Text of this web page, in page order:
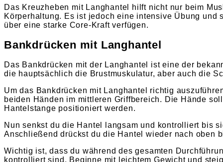
Das Kreuzheben mit Langhantel hilft nicht nur beim
Körperhaltung. Es ist jedoch eine intensive Übung
über eine starke Core-Kraft verfügen.
Bankdrücken mit Langhantel
Das Bankdrücken mit der Langhantel ist eine der
die hauptsächlich die Brustmuskulatur, aber auch die
Um das Bankdrücken mit Langhantel richtig
beiden Händen im mittleren Griffbereich. Die Hände
Hantelstange positioniert werden.
Nun senkst du die Hantel langsam und kontrolliert bis
Anschließend drückst du die Hantel wieder nach oben
Wichtig ist, dass du während des gesamten
kontrolliert sind. Beginne mit leichtem Gewicht und